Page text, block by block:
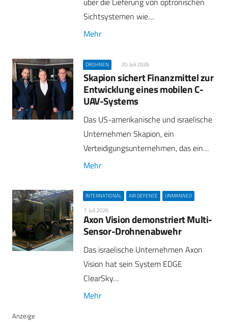
Sichtsystemen wie…
Mehr
DROHNEN 20. Juli 2026
Skapion sichert Finanzmittel zur
Entwicklung eines mobilen C-
UAV-Systems
Das US-amerikanische und israelische
Unternehmen Skapion, ein
Verteidigungsunternehmen, das ein…
Mehr
INTERNATIONAL AIR DEFENCE UNMANNED
7. Juli 2026
Axon Vision demonstriert Multi-
Sensor-Drohnenabwehr
Das israelische Unternehmen Axon
Vision hat sein System EDGE
ClearSky…
Mehr
Anzeige